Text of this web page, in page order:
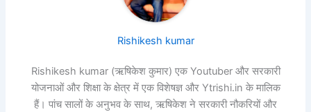
Rishikesh kumar
Rishikesh kumar (ऋषिकेश कुमार) एक Youtuber और सरकारी
योजनाओं और शिक्षा के क्षेत्र में एक विशेषज्ञ और Ytrishi.in के मालिक
हैं। पांच सालों के अनुभव के साथ, ऋषिकेश ने सरकारी नौकरियों और